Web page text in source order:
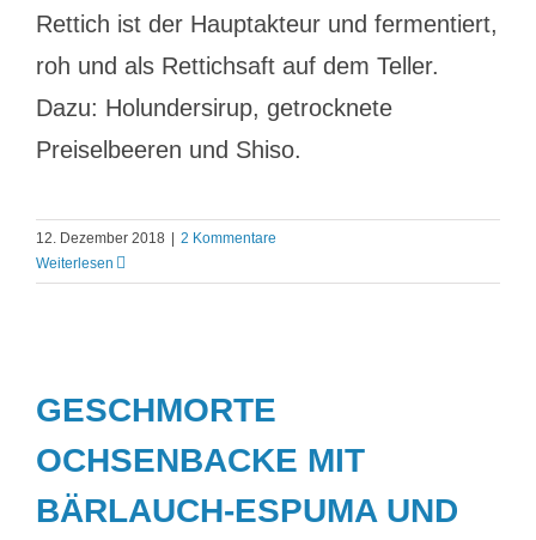
Rettich ist der Hauptakteur und fermentiert,
roh und als Rettichsaft auf dem Teller.
Dazu: Holundersirup, getrocknete
Preiselbeeren und Shiso.
12. Dezember 2018 | 2 Kommentare
Weiterlesen
GESCHMORTE
OCHSENBACKE MIT
BÄRLAUCH-ESPUMA UND